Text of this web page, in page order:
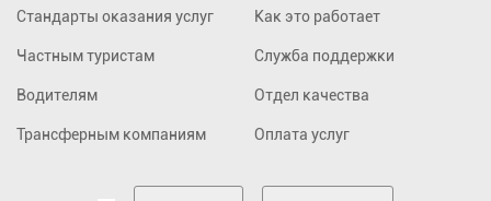
Стандарты оказания услуг
Частным туристам
Водителям
Трансферным компаниям
Как это работает
Служба поддержки
Отдел качества
Оплата услуг